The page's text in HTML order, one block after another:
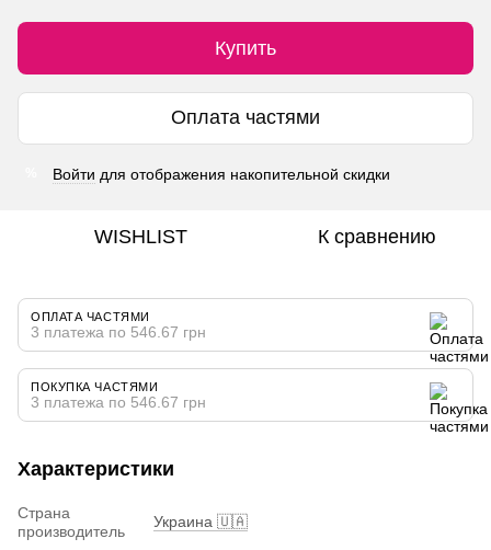
Купить
Оплата частями
Войти для отображения накопительной скидки
WISHLIST К сравнению
ОПЛАТА ЧАСТЯМИ
3 платежа по 546.67 грн
ПОКУПКА ЧАСТЯМИ
3 платежа по 546.67 грн
Характеристики
Страна
производитель
Украина 🇺🇦